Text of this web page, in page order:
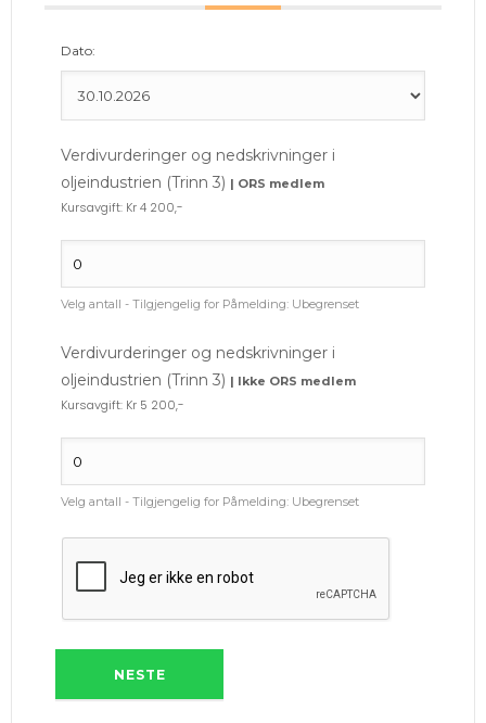
Dato:
Verdivurderinger og nedskrivninger i
oljeindustrien (Trinn 3) | ORS medlem
Kursavgift: Kr 4 200,-
Velg antall - Tilgjengelig for Påmelding: Ubegrenset
Verdivurderinger og nedskrivninger i
oljeindustrien (Trinn 3) | Ikke ORS medlem
Kursavgift: Kr 5 200,-
Velg antall - Tilgjengelig for Påmelding: Ubegrenset
NESTE